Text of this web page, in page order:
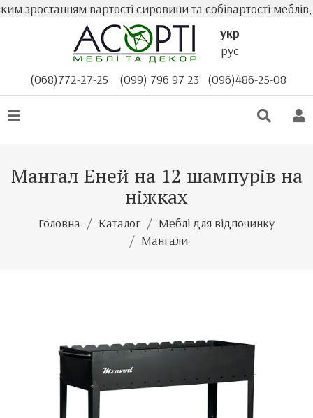
вартості сировини та собівартості
укр
рус
(068)772-27-25
(099) 796 97 23 (096)486-25-08
Мангал Еней на 12 шампурів на
ніжках
Головна Каталог
Меблі для відпочинку
Мангали